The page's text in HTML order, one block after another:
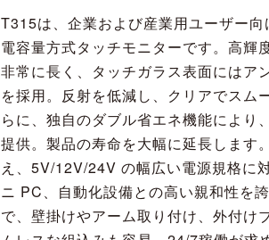
T315は、企業および産業用ユーザー
電容量方式タッチモニターです。高輝
非常に長く、タッチガラス表面にはア
を採用。反射を低減し、クリアでスム
らに、独自のダブル省エネ機能により
提供。製品の寿命を大幅に延長します
え、5V/12V/24V の幅広い電源規格に
ニ PC、自動化設備との高い親和性を
で、壁掛けやアーム取り付け、外付け